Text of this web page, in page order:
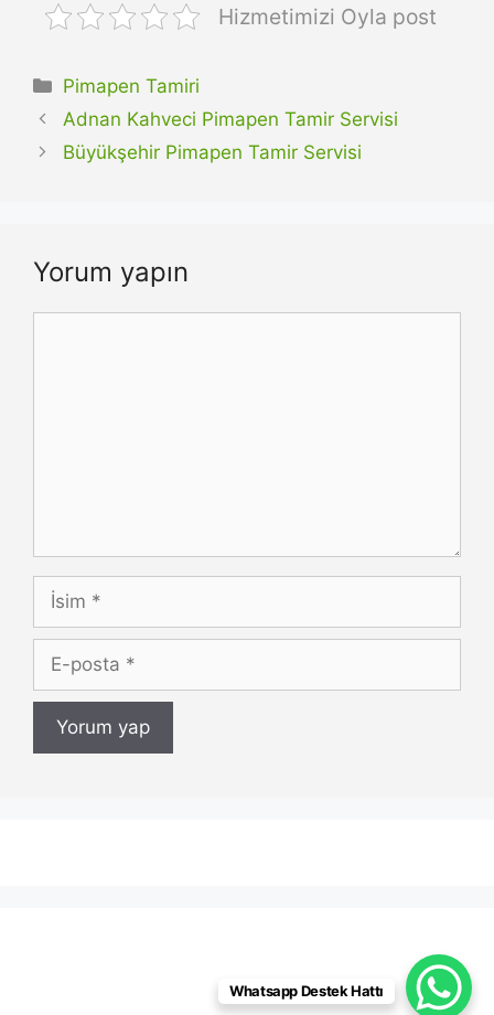
Hizmetimizi Oyla post
Kategoriler
Pimapen Tamiri
Adnan Kahveci Pimapen Tamir Servisi
Büyükşehir Pimapen Tamir Servisi
Yorum yapın
İsim
posta
Whatsapp Destek Hattı